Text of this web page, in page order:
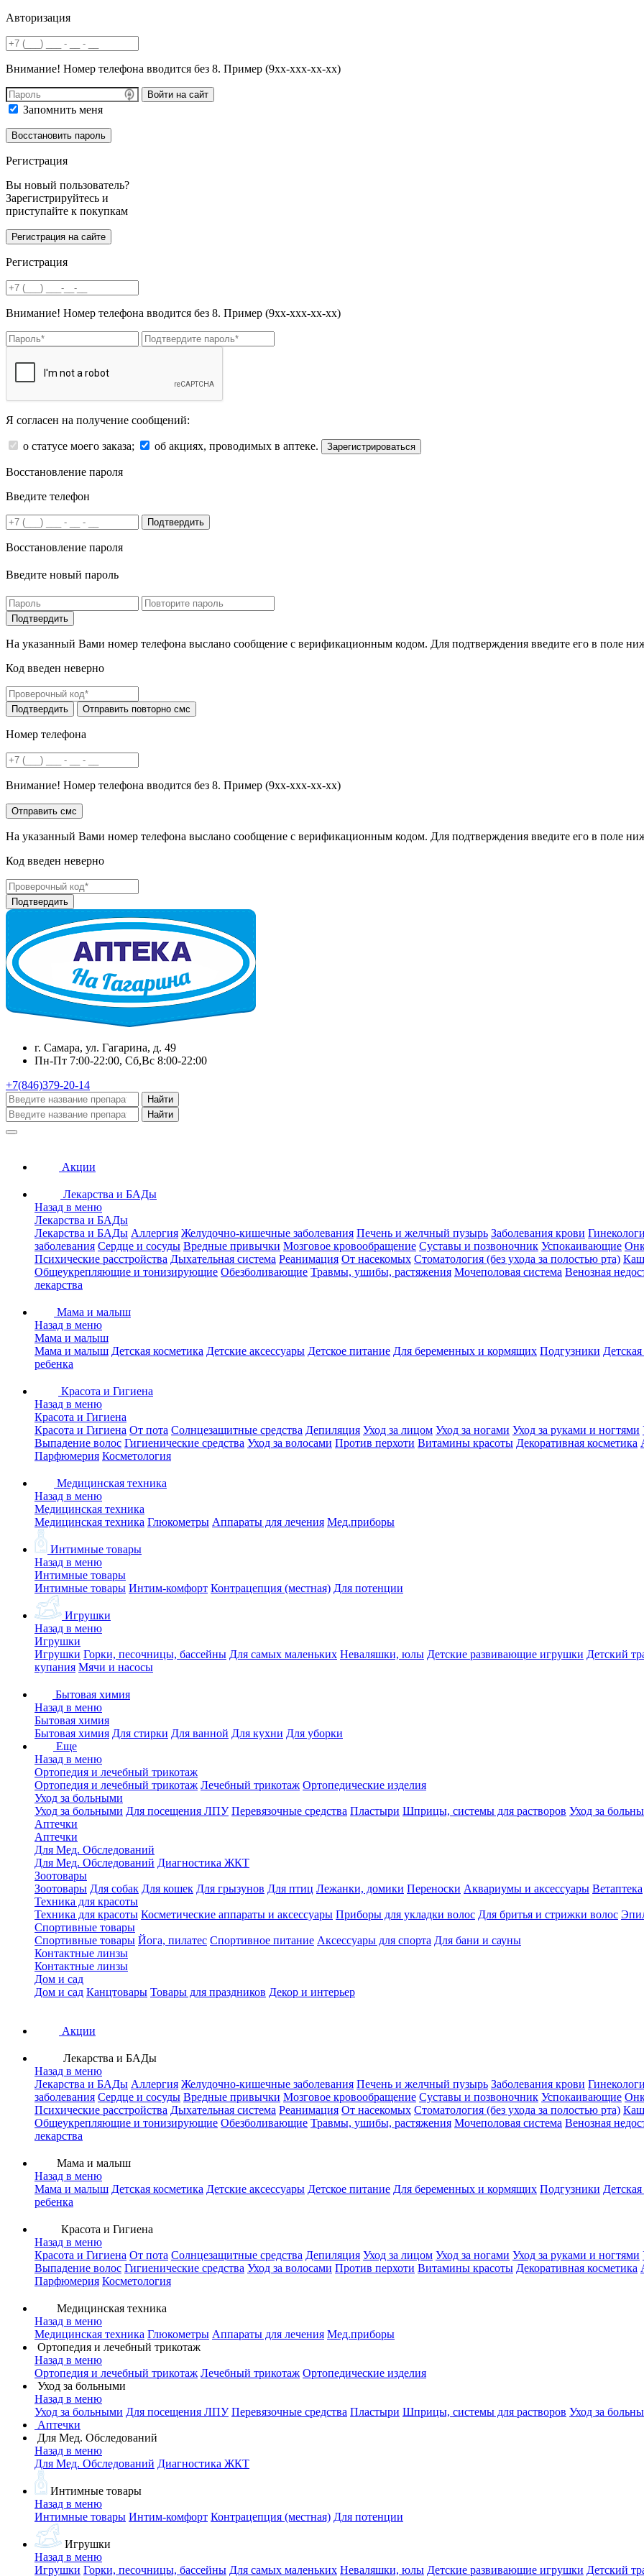
Авторизация
Внимание! Номер телефона вводится без 8. Пример (9хх-ххх-хх-хх)
Войти на сайт
Запомнить меня
Регистрация
Вы новый пользователь?
Зарегистрируйтесь и
приступайте к покупкам
Регистрация
Внимание! Номер телефона вводится без 8. Пример (9хх-ххх-хх-хх)
Я согласен на получение сообщений:
о статусе моего заказа; об акциях, проводимых в аптеке. Зарегистрироваться
Восстановление пароля
Введите телефон
Подтвердить
Восстановление пароля
Введите новый пароль
На указанный Вами номер телефона выслано сообщение с верификационным кодом. Для подтверждения введите его в поле
Код введен неверно
Номер телефона
Внимание! Номер телефона вводится без 8. Пример (9хх-ххх-хх-хх)
На указанный Вами номер телефона выслано сообщение с верификационным кодом. Для подтверждения введите его в поле
Код введен неверно
г. Самара, ул. Гагарина, д. 49
Пн-Пт 7:00-22:00, Сб,Вс 8:00-22:00
+7(846)379-20-14
Найти
Найти
Акции
Лекарства и БАДы
Назад в меню
Лекарства и БАДы
Лекарства и БАДы Аллергия Желудочно-кишечные заболевания Печень и желчный пузырь Заболевания крови
заболевания Сердце и сосуды Вредные привычки Мозговое кровообращение Суставы и позвоночник Успокаивающие
Психические расстройства Дыхательная система Реанимация От насекомых Стоматология (без ухода за полостью рта)
Общеукрепляющие и тонизирующие Обезболивающие Травмы, ушибы, растяжения Мочеполовая система Венозная
лекарства
Мама и малыш
Назад в меню
Мама и малыш
Мама и малыш Детская косметика Детские аксессуары Детское питание Для беременных и кормящих Подгузники
ребенка
Красота и Гигиена
Назад в меню
Красота и Гигиена
Красота и Гигиена От пота Солнцезащитные средства Депиляция Уход за лицом Уход за ногами Уход за руками и ногтями
Выпадение волос Гигиенические средства Уход за волосами Против перхоти Витамины красоты Декоративная косметика
Парфюмерия Косметология
Медицинская техника
Назад в меню
Медицинская техника
Медицинская техника Глюкометры Аппараты для лечения Мед.приборы
Интимные товары
Назад в меню
Интимные товары
Интимные товары Интим-комфорт Контрацепция (местная) Для потенции
Игрушки
Назад в меню
Игрушки
Игрушки Горки, песочницы, бассейны Для самых маленьких Неваляшки, юлы Детские развивающие игрушки Детский
купания Мячи и насосы
Бытовая химия
Назад в меню
Бытовая химия
Бытовая химия Для стирки Для ванной Для кухни Для уборки
Еще
Назад в меню
Ортопедия и лечебный трикотаж
Ортопедия и лечебный трикотаж Лечебный трикотаж Ортопедические изделия
Уход за больными
Уход за больными Для посещения ЛПУ Перевязочные средства Пластыри Шприцы, системы для растворов Уход за
Аптечки
Аптечки
Для Мед. Обследований
Для Мед. Обследований Диагностика ЖКТ
Зоотовары
Зоотовары Для собак Для кошек Для грызунов Для птиц Лежанки, домики Переноски Аквариумы и аксессуары Ветаптека
Техника для красоты
Техника для красоты Косметические аппараты и аксессуары Приборы для укладки волос Для бритья и стрижки волос
Спортивные товары
Спортивные товары Йога, пилатес Спортивное питание Аксессуары для спорта Для бани и сауны
Контактные линзы
Контактные линзы
Дом и сад
Дом и сад Канцтовары Товары для праздников Декор и интерьер
Акции
Лекарства и БАДы
Назад в меню
Лекарства и БАДы Аллергия Желудочно-кишечные заболевания Печень и желчный пузырь Заболевания крови
заболевания Сердце и сосуды Вредные привычки Мозговое кровообращение Суставы и позвоночник Успокаивающие
Психические расстройства Дыхательная система Реанимация От насекомых Стоматология (без ухода за полостью рта)
Общеукрепляющие и тонизирующие Обезболивающие Травмы, ушибы, растяжения Мочеполовая система Венозная
лекарства
Мама и малыш
Назад в меню
Мама и малыш Детская косметика Детские аксессуары Детское питание Для беременных и кормящих Подгузники
ребенка
Красота и Гигиена
Назад в меню
Красота и Гигиена От пота Солнцезащитные средства Депиляция Уход за лицом Уход за ногами Уход за руками и ногтями
Выпадение волос Гигиенические средства Уход за волосами Против перхоти Витамины красоты Декоративная косметика
Парфюмерия Косметология
Медицинская техника
Назад в меню
Медицинская техника Глюкометры Аппараты для лечения Мед.приборы
Ортопедия и лечебный трикотаж
Назад в меню
Ортопедия и лечебный трикотаж Лечебный трикотаж Ортопедические изделия
Уход за больными
Назад в меню
Уход за больными Для посещения ЛПУ Перевязочные средства Пластыри Шприцы, системы для растворов Уход за
Аптечки
Для Мед. Обследований
Назад в меню
Для Мед. Обследований Диагностика ЖКТ
Интимные товары
Назад в меню
Интимные товары Интим-комфорт Контрацепция (местная) Для потенции
Игрушки
Назад в меню
Игрушки Горки, песочницы, бассейны Для самых маленьких Неваляшки, юлы Детские развивающие игрушки Детский